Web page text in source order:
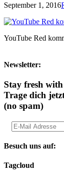
September 1, 2016
YouTube Red
Newsletter:
Stay fresh
Trage dich
(no spam)
Besuch uns auf:
Tagcloud